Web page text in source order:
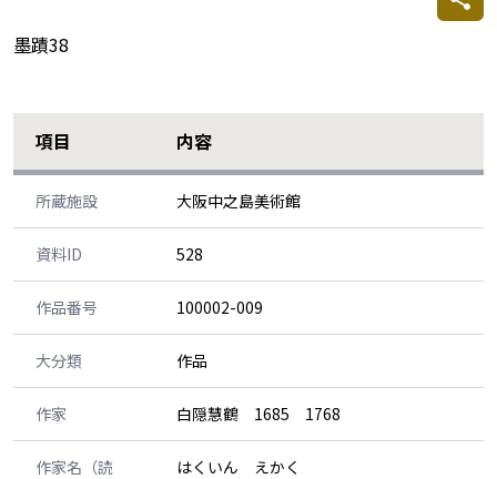
墨蹟38
項目 内容
所蔵施設 大阪中之島美術館
資料ID 528
作品番号 100002-009
大分類 作品
作家 白隠慧鶴 1685 1768
作家名（読
はくいん えかく